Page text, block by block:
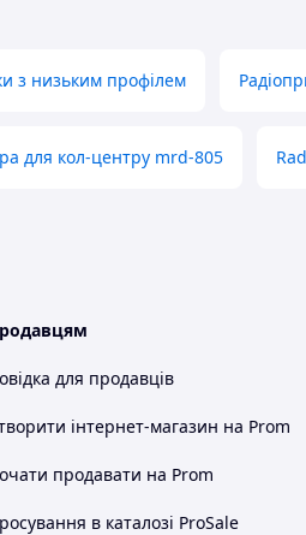
з низьким профілем
для кол-центру mrd-805
для продавців
інтернет-магазин на Prom
продавати на Prom
в каталозі ProSale